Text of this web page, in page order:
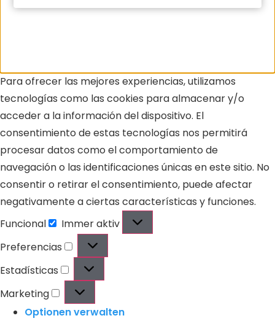
Para ofrecer las mejores experiencias, utilizamos
tecnologías como las cookies para almacenar y/o
acceder a la información del dispositivo. El
consentimiento de estas tecnologías nos permitirá
procesar datos como el comportamiento de
navegación o las identificaciones únicas en este sitio. No
consentir o retirar el consentimiento, puede afectar
negativamente a ciertas características y funciones.
Funcional
Immer aktiv
Preferencias
Estadísticas
Marketing
Optionen verwalten
electrónico